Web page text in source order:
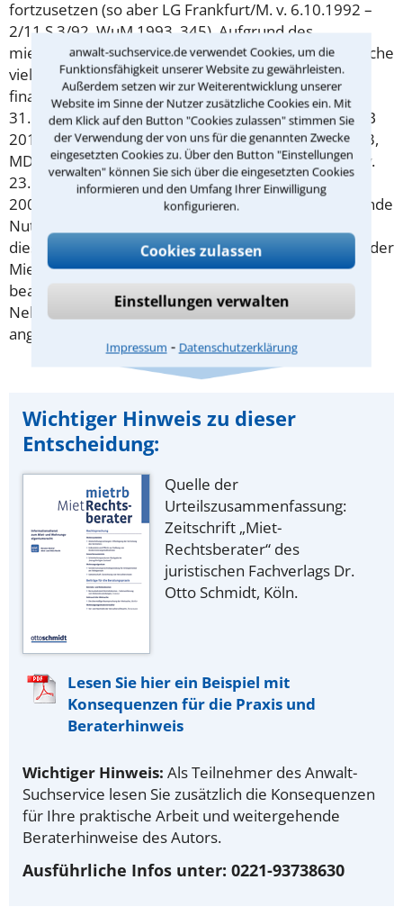
anwalt-suchservice.de verwendet Cookies, um die
Funktionsfähigkeit unserer Website zu gewährleisten.
Außerdem setzen wir zur Weiterentwicklung unserer
Website im Sinne der Nutzer zusätzliche Cookies ein. Mit
dem Klick auf den Button "Cookies zulassen" stimmen Sie
der Verwendung der von uns für die genannten Zwecke
eingesetzten Cookies zu. Über den Button "Einstellungen
verwalten" können Sie sich über die eingesetzten Cookies
informieren und den Umfang Ihrer Einwilligung
konfigurieren.
Cookies zulassen
Einstellungen verwalten
Impressum ⁃ Datenschutzerklärung
fortzusetzen (so aber LG Frankfurt/M. v. 6.10.1992 –
2/11 S 3/92, WuM 1993, 345). Aufgrund des
mieterschützenden Regelungszwecks der Norm reiche
vielmehr jedes nachvollziehbare Interesse an einer
finanziellen Ersparnis aus (Hinweis auf BGH v.
31.1.2018 – VIII ZR 105/17, MDR 2018, 397 = MietRB
2018, 97 [Harsch]; BGH v. 11.6.2014 – VIII ZR 349/13,
MDR 2014, 887 = MietRB 2014, 225 [Harsch]; BGH v.
23.11.2005 – VIII ZR 4/05, MDR 2006, 740 = MietRB
2006, 160 [
]). Gleiches gelte für die fortdauernde
Nutzung der Wohnung als Nebenwohnsitz. Auch in
diesem Zusammenhang sei nicht erforderlich, dass der
Mieter auf die tatsächlich gelebte und weiterhin
beabsichtigte Nutzung der Wohnung als
Nebenwohnsitz aus beruflichen Gründen zwingend
angewiesen ist.
Wichtiger Hinweis zu dieser
Entscheidung:
Quelle der
Urteilszusammenfassung:
Zeitschrift „Miet-
Rechtsberater“ des
juristischen Fachverlags Dr.
Otto Schmidt, Köln.
Lesen Sie hier ein Beispiel mit
Konsequenzen für die Praxis und
Beraterhinweis
Wichtiger Hinweis: Als Teilnehmer des Anwalt-
Suchservice lesen Sie zusätzlich die Konsequenzen
für Ihre praktische Arbeit und weitergehende
Beraterhinweise des Autors.
Ausführliche Infos unter: 0221-93738630